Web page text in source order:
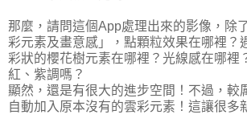
那麼，請問這個App處理出來的影像，除
彩元素及畫意感」，點顆粒效果在哪裡？
彩狀的櫻花樹元素在哪裡？光線感在哪裡
紅、紫調嗎？
顯然，還是有很大的進步空間！不過，較
自動加入原本沒有的雲彩元素！這讓很多